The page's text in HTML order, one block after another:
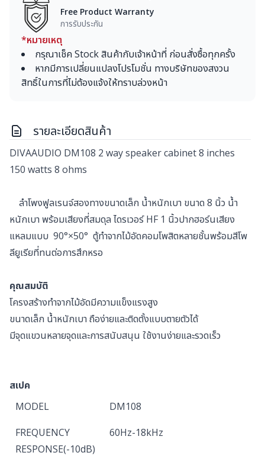
Free Product Warranty
การรับประกัน
*หมายเหตุ
กรุณาเช็ค Stock สินค้ากับเจ้าหน้าที่ ก่อนสั่งซื้อทุกครั้ง
หากมีการเปลี่ยนแปลงโปรโมชั่น ทางบริษัทของสงวน
สิทธิ์ในการที่ไม่ต้องแจ้งให้ทราบล่วงหน้า
รายละเอียดสินค้า
DIVAAUDIO DM108 2 way speaker cabinet 8 inches
150 watts 8 ohms
ลำโพงฟูลเรนจ์สองทางขนาดเล็ก น้ำหนักเบา ขนาด 8 นิ้ว น้ำ
หนักเบา พร้อมเสียงที่สมดุล ไดรเวอร์ HF 1 นิ้วปากฮอร์นเสียง
แหลมแบบ 90°×50° ตู้ทำจากไม้อัดคอมโพสิตหลายชั้นพร้อมสีโพ
ลียูเรียที่ทนต่อการสึกหรอ
คุณสมบัติ
โครงสร้างทำจากไม้อัดมีความแข็งแรงสูง
ขนาดเล็ก น้ำหนักเบา ถือง่ายและติดตั้งแบบตายตัวได้
มีจุดแขวนหลายจุดและการสนับสนุน ใช้งานง่ายและรวดเร็ว
สเปค
MODEL
DM108
FREQUENCY
RESPONSE(-10dB)
60Hz-18kHz